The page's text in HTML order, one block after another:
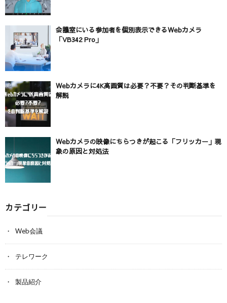
会議室にいる参加者を個別表示できるWebカメラ
「VB342 Pro」
Webカメラに4K高画質は必要？不要？その判断基準を
解説
Webカメラの映像にちらつきが起こる「フリッカー」現
象の原因と対処法
カテゴリー
Web会議
テレワーク
製品紹介